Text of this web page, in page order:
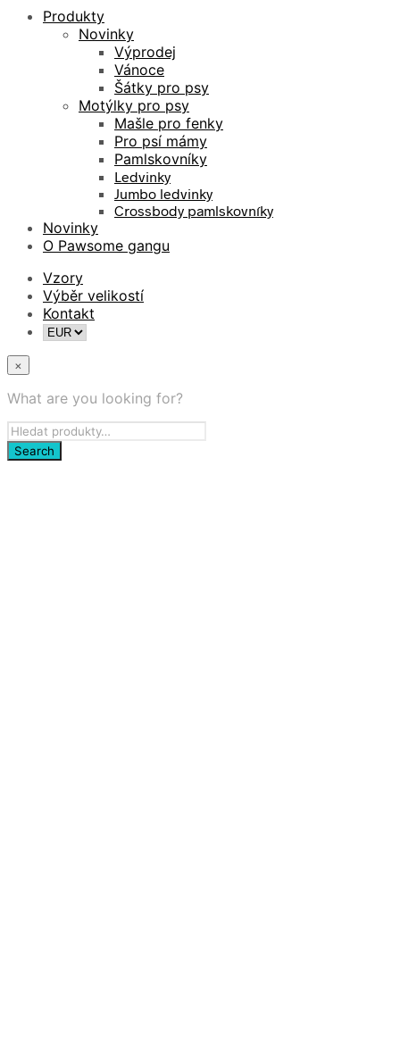
Produkty
Novinky
Výprodej
Vánoce
Šátky pro psy
Motýlky pro psy
Mašle pro fenky
Pro psí mámy
Pamlskovníky
Ledvinky
Jumbo ledvinky
Crossbody pamlskovníky
Novinky
O Pawsome gangu
Vzory
Výběr velikostí
Kontakt
×
What are you looking for?